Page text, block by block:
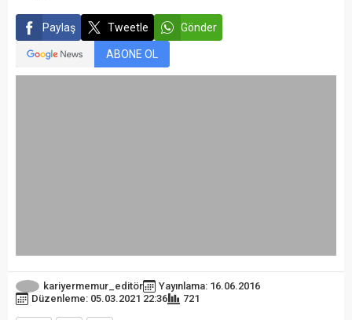
Paylaş Tweetle Gönder
ABONE OL
kariyermemur_editör
Yayınlama: 16.06.2016
Düzenleme: 05.03.2021 22:36
721